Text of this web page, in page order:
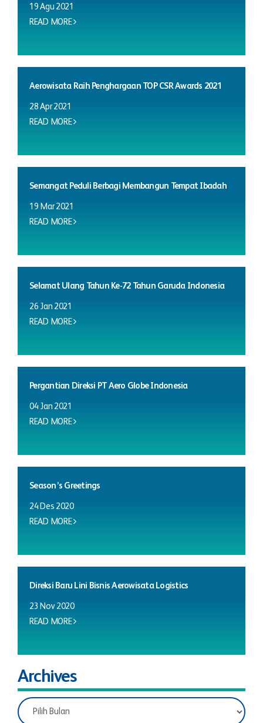
19 Agu 2021
READ MORE
Aerowisata Raih Penghargaan TOP CSR Awards 2021
28 Apr 2021
READ MORE
Semangat Peduli Berbagi Membangun Tempat Ibadah
19 Mar 2021
READ MORE
Selamat Ulang Tahun Ke-72 Tahun Garuda Indonesia
26 Jan 2021
READ MORE
Pergantian Direksi PT Aero Globe Indonesia
04 Jan 2021
READ MORE
Season’s Greetings
24 Des 2020
READ MORE
Direksi Baru Lini Bisnis Aerowisata Logistics
23 Nov 2020
READ MORE
Archives